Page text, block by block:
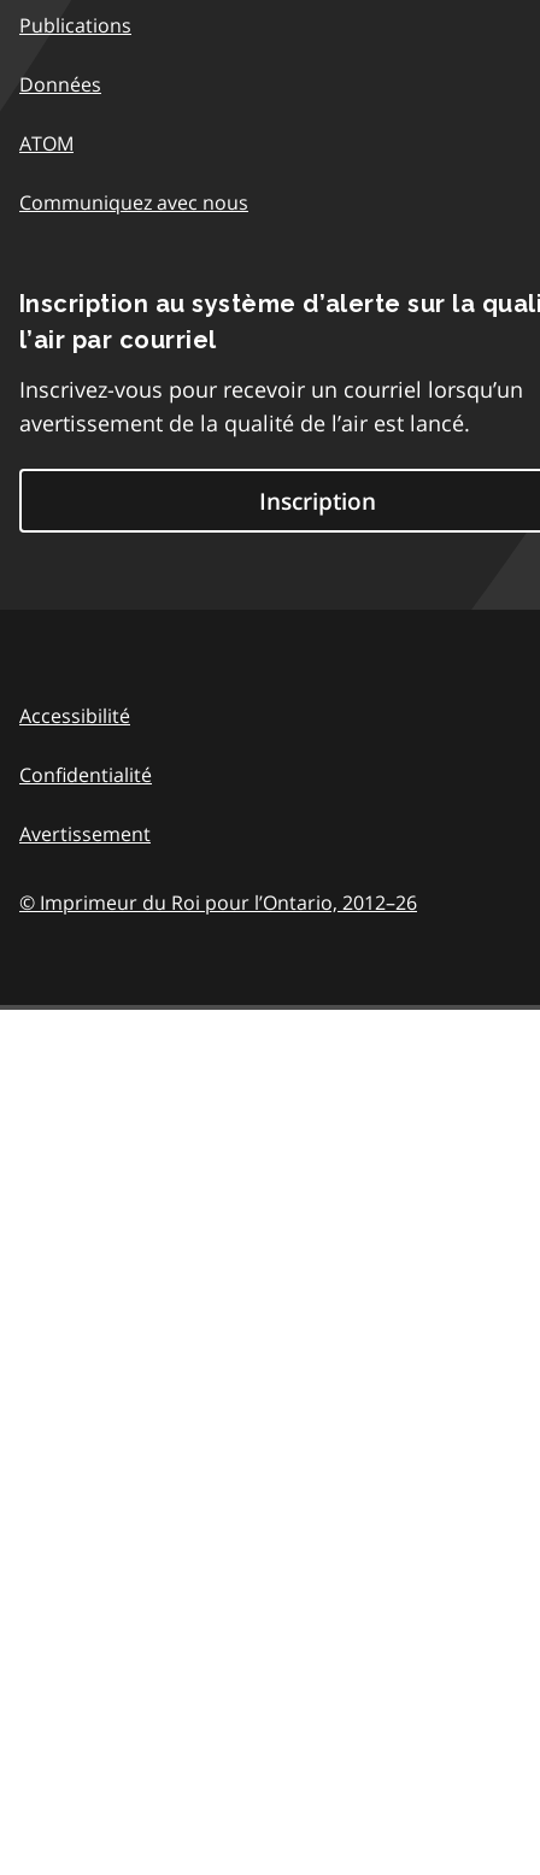
Publications
Données
ATOM
Communiquez avec nous
Inscription au système d’alerte sur la
l’air par courriel
Inscrivez-vous pour recevoir un courriel lorsqu’un
avertissement de la qualité de l’air est lancé.
Inscription
Accessibilité
Confidentialité
Avertissement
© Imprimeur du Roi pour l’Ontario, 2012–26